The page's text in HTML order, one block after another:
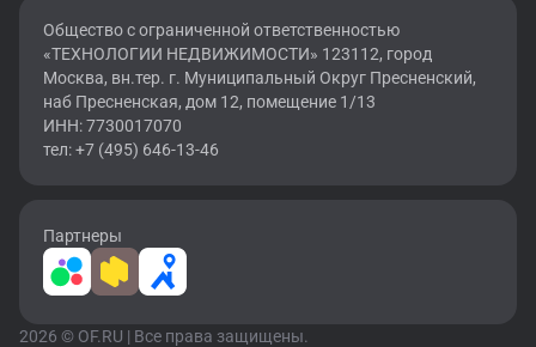
Общество с ограниченной ответственностью
«ТЕХНОЛОГИИ НЕДВИЖИМОСТИ» 123112, город
Москва, вн.тер. г. Муниципальный Округ Пресненский,
наб Пресненская, дом 12, помещение 1/13
ИНН: 7730017070
тел: +7 (495) 646-13-46
Партнеры
2026 © OF.RU | Все права защищены.